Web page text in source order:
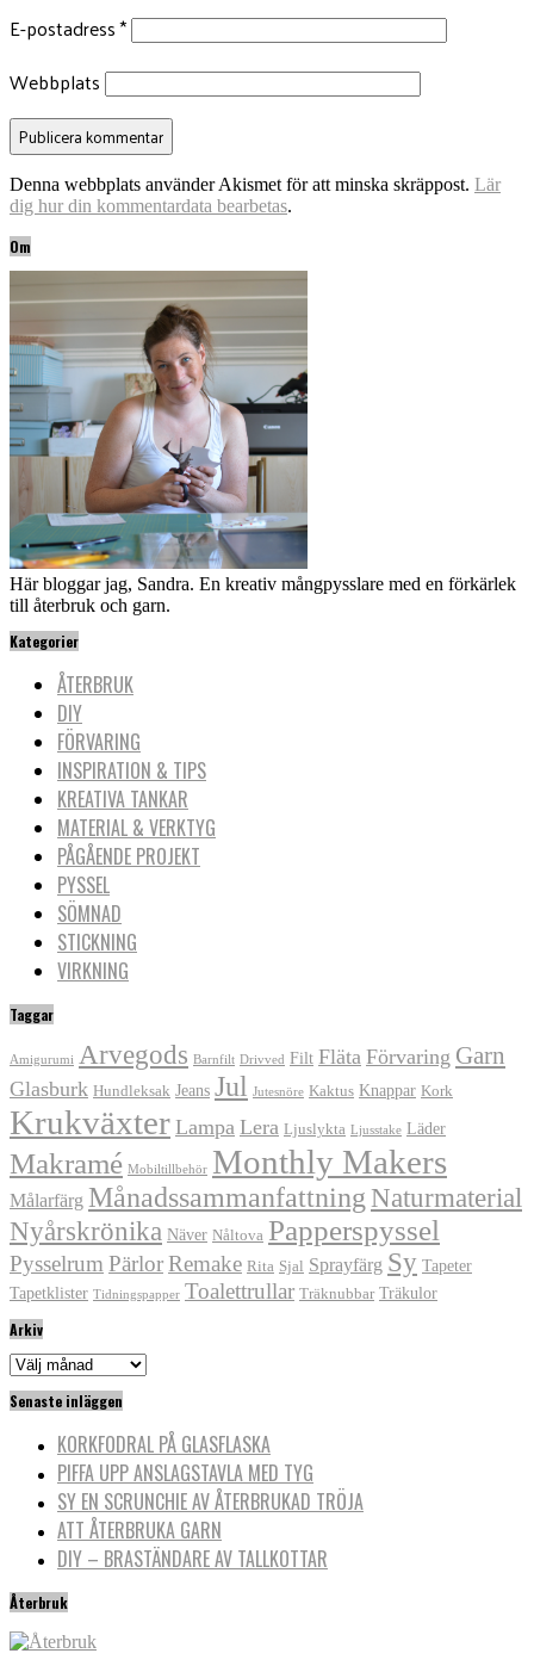
E-postadress*
Webbplats
Denna webbplats använder Akismet för att minska skräppost. Lär
dig hur din kommentardata bearbetas.
Om
Här bloggar jag, Sandra. En kreativ mångpysslare med en förkärlek
till återbruk och garn.
Kategorier
ÅTERBRUK
DIY
FÖRVARING
INSPIRATION & TIPS
KREATIVA TANKAR
MATERIAL & VERKTYG
PÅGÅENDE PROJEKT
PYSSEL
SÖMNAD
STICKNING
VIRKNING
Taggar
Amigurumi Arvegods Barnfilt Drivved Filt Fläta Förvaring Garn
Glasburk Hundleksak Jeans Jul Jutesnöre Kaktus Knappar Kork
Krukväxter Lampa Lera Ljuslykta Ljusstake Läder
Makramé Mobiltillbehör Monthly Makers
Målarfärg Månadssammanfattning Naturmaterial
Nyårskrönika Näver Nåltova Papperspyssel
Pysselrum PärlorRemake Rita Sjal Sprayfärg Sy Tapeter
Tapetklister Tidningspapper Toalettrullar Träknubbar Träkulor
Arkiv
Arkiv
Senaste inläggen
KORKFODRAL PÅ GLASFLASKA
PIFFA UPP ANSLAGSTAVLA MED TYG
SY EN SCRUNCHIE AV ÅTERBRUKAD TRÖJA
ATT ÅTERBRUKA GARN
DIY – BRASTÄNDARE AV TALLKOTTAR
Återbruk